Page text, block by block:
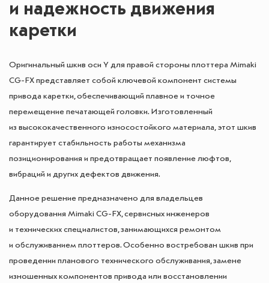
и надежность движения
каретки
Оригинальный шкив оси Y для правой стороны плоттера Mimaki
CG-FX представляет собой ключевой компонент системы
привода каретки, обеспечивающий плавное и точное
перемещение печатающей головки. Изготовленный
из высококачественного износостойкого материала, этот шкив
гарантирует стабильность работы механизма
позиционирования и предотвращает появление люфтов,
вибраций и других дефектов движения.
Данное решение предназначено для владельцев
оборудования Mimaki CG-FX, сервисных инженеров
и технических специалистов, занимающихся ремонтом
и обслуживанием плоттеров. Особенно востребован шкив при
проведении планового технического обслуживания, замене
изношенных компонентов привода или восстановлении